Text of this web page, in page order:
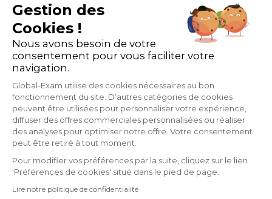
GlobalExam n'entretient aucun lien avec les institutions qui gèrent les
examens officiels du TOEIC®, du Linguaskill, du TOEFL ®, du BRIGHT,
du IELTS, du Cambridge, du Pipplet, du LanguageCert, du HSK®, du
DELE, du DELF, du TCF et du WiDaF. © 2026 GlobalExam
Gestion des
Cookies !
Nous avons besoin de votre
consentement pour vous faciliter votre
navigation.
Global-Exam utilise des cookies nécessaires au bon
fonctionnement du site. D’autres catégories de cookies
peuvent être utilisées pour personnaliser votre expérience,
diffuser des offres commerciales personnalisées ou réaliser
des analyses pour optimiser notre offre. Votre consentement
peut être retiré à tout moment.
Pour modifier vos préférences par la suite, cliquez sur le lien
'Préférences de cookies' situé dans le pied de page.
Lire notre politique de confidentialité